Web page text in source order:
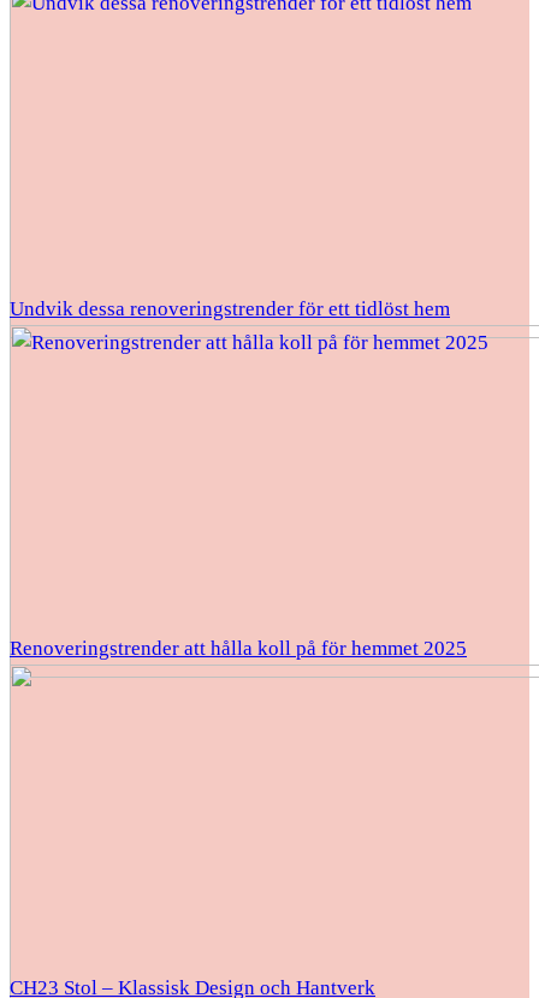
Undvik dessa renoveringstrender för ett tidlöst hem
Renoveringstrender att hålla koll på för hemmet 2025
CH23 Stol – Klassisk Design och Hantverk